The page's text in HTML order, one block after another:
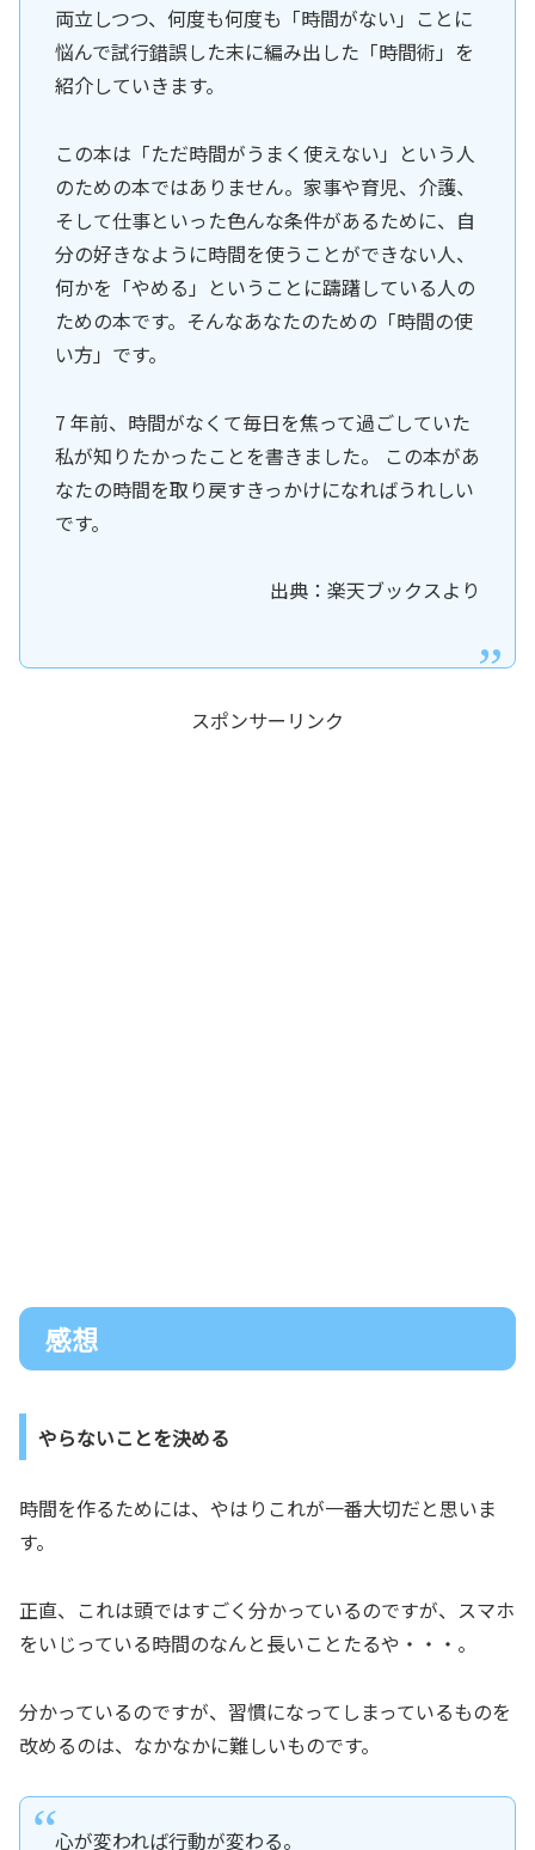
両立しつつ、何度も何度も「時間がない」ことに
悩んで試行錯誤した末に編み出した「時間術」を
紹介していきます。
この本は「ただ時間がうまく使えない」という人
のための本ではありません。家事や育児、介護、
そして仕事といった色んな条件があるために、自
分の好きなように時間を使うことができない人、
何かを「やめる」ということに躊躇している人の
ための本です。そんなあなたのための「時間の使
い方」です。
7 年前、時間がなくて毎日を焦って過ごしていた
私が知りたかったことを書きました。 この本があ
なたの時間を取り戻すきっかけになればうれしい
です。
出典：楽天ブックスより
スポンサーリンク
感想
やらないことを決める
時間を作るためには、やはりこれが一番大切だと思いま
す。
正直、これは頭ではすごく分かっているのですが、スマホ
をいじっている時間のなんと長いことたるや・・・。
分かっているのですが、習慣になってしまっているものを
改めるのは、なかなかに難しいものです。
心が変われば行動が変わる。